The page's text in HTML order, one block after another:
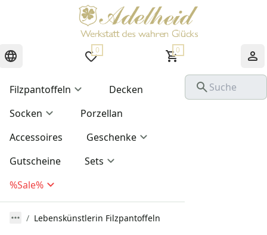
0 0
Filzpantoffeln
Decken
Socken
Porzellan
Accessoires
Geschenke
Gutscheine
Sets
%Sale%
Lebenskünstlerin Filzpantoffeln